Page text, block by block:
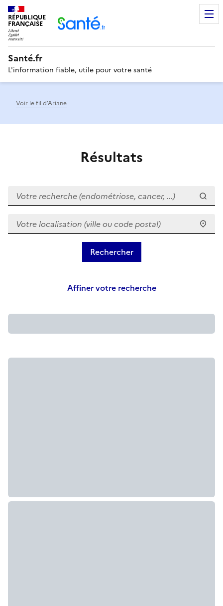
RÉPUBLIQUE
FRANÇAISE
Santé.fr
L'information fiable, utile pour votre santé
Voir le fil d’Ariane
Résultats
Votre recherche (endométriose, cancer, ...)
Votre localisation (ville ou code postal)
Affiner votre recherche